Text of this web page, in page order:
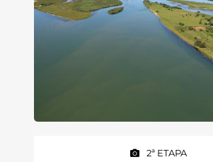
2ª ETAPA